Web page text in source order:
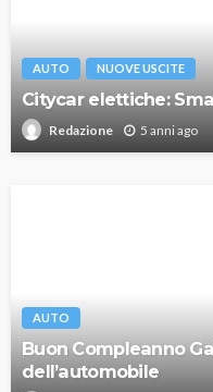
AUTO NUOVE USCITE
Citycar elettiche:
Redazione 5 anni ago
AUTO
Buon Compleanno
dell’automobile